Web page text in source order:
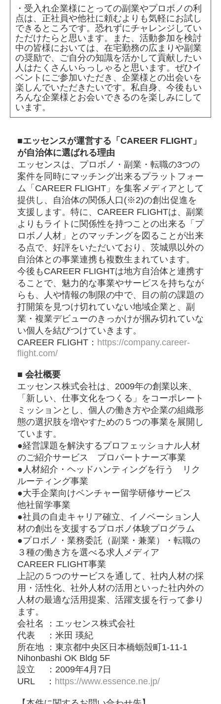
・受入れ企業様にとっての副業やプロボノの利
点は、正社員や他社に頼むよりも気軽にお試し
できるところです。恐れずにチャレンジしてい
ただけたらと思います。また、活動参加を検討
中の皆様においては、在宅勤務の広まりや副業
の奨励で、ご自分の知識を活かして貢献したい
人はたくさんいらっしゃると思います。ぜひイ
ベントにご参加いただき、企業様との出会いを
楽しんでいただきたいです。私自身、今後もい
ろんな企業様とお会いできるのを楽しみにして
います。
■エッセンスが運営する「CAREER FLIGHT」
が自治体に選ばれる理由
エッセンスは、プロボノ・副業・転職の3つの
案件を同時にマッチング出来るプラットフォー
ム「CAREER FLIGHT」を集客メディアとして
提供し、自治体の関係人口(※2)の創出促進を
支援します。特に、CAREER FLIGHTは、副業
よりもライトに関係性を持つことの出来る「プ
ロボノ人材」とのマッチングを図ることが出来
る点で、好評をいただいており、茨城県以外の
自治体との事業連携も複数生まれています。
今後もCAREER FLIGHTは地方自治体と連携す
ることで、魅力的な事業やサービスを持ちなが
らも、人や情報の制限の中で、目の前の課題の
打開策を見つけ切れていない地域企業と、副
業・複業デビューのきっかけが掴み切れていな
い個人を結びつけていきます。
CAREER FLIGHT： https://company.career-
flight.com/
■ 会社概要
エッセンス株式会社は、2009年の創業以来、
「新しい、仕事文化をつくる」をコーポレート
ミッションとし、個人の働き方や企業の組織形
態の選択肢を増やすための５つの事業を展開し
ています。
●経営課題を解決するプロフェッショナル人材
のご紹介サービス プロパートナーズ事業
●人材紹介・ヘッドハンティングを行う リク
ルーティング事業
●大手企業向けベンチャー留学研修サービス
他社留学事業
●社員の自走キャリア確立、イノベーション人
材の創出を支援するプロボノ体験プログラム
●プロボノ・業務委託（副業・兼業）・転職の
３種の働き方を選べる求人メディア
CAREER FLIGHT事業
上記の５つのサービスを通して、社内人材の採
用・活性化、社外人材の活用といった社内外の
人材の最適な活用提案、活躍支援を行って参り
ます。
会社名 ：エッセンス株式会社
代表 ：⽶⽥ 瑛紀
所在地 ：東京都中央区⽇本橋蛎殻町1-11-1
Nihonbashi OK Bldg 5F
設立 ：2009年4⽉7⽇
URL ： https://www.essence.ne.jp/